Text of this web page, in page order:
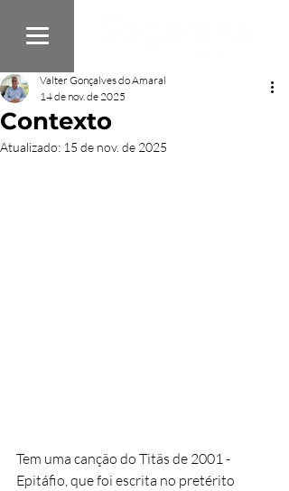
Contexto
Valter Gonçalves do Amaral
14 de nov. de 2025
Atualizado: 15 de nov. de 2025
Tem uma canção do Titãs de 2001 -
Epitáfio, que foi escrita no pretérito